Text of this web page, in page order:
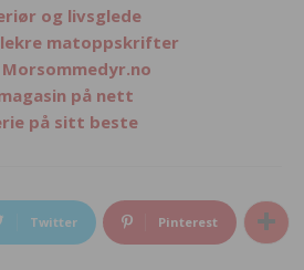
og livsglede
lekre matoppskrifter
Morsommedyr.no
på nett
på sitt beste
Twitter Pinterest